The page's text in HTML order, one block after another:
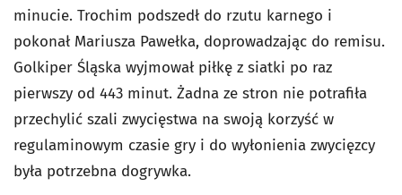
minucie. Trochim podszedł do rzutu karnego i
pokonał Mariusza Pawełka, doprowadzając do remisu.
Golkiper Śląska wyjmował piłkę z siatki po raz
pierwszy od 443 minut. Żadna ze stron nie potrafiła
przechylić szali zwycięstwa na swoją korzyść w
regulaminowym czasie gry i do wyłonienia zwycięzcy
była potrzebna dogrywka.